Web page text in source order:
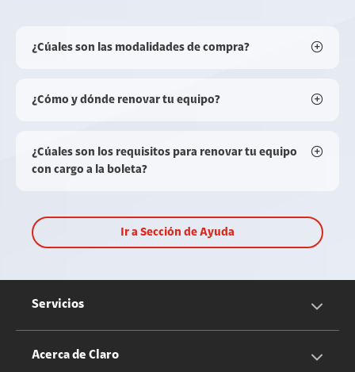
¿Cúales son las modalidades de compra?
¿Cómo y dónde renovar tu equipo?
¿Cúales son los requisitos para renovar tu equipo
con cargo a la boleta?
Ir a Sección de Ayuda
Servicios
Servicios Móviles
Acerca de Claro